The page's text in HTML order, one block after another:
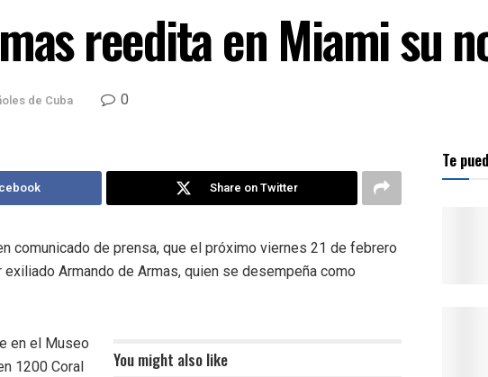
reedita en Miami su
de Cuba 0
Share on Twitter
comunicado de prensa, que el próximo viernes 21 de febrero
Armando de Armas, quien se desempeña como
You might also like
en el Museo
1200 Coral
Te